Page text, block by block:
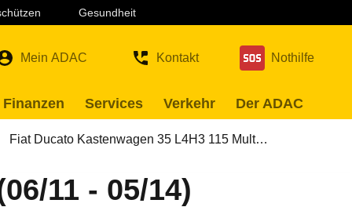
Gesundheit
Mein ADAC Kontakt Nothilfe
Services Verkehr Der ADAC
Fiat Ducato Kastenwagen 35 L4H3 115 Mult…
11 - 05/14)